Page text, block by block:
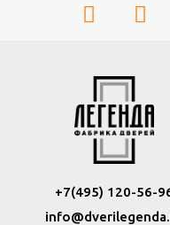
+7(495) 120-56-